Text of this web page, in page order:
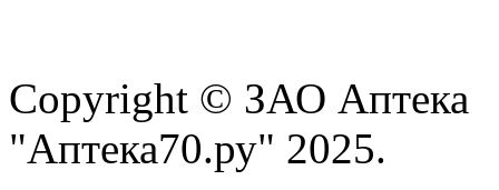
Copyright © ЗАО Аптека
"Аптека70.ру" 2025.